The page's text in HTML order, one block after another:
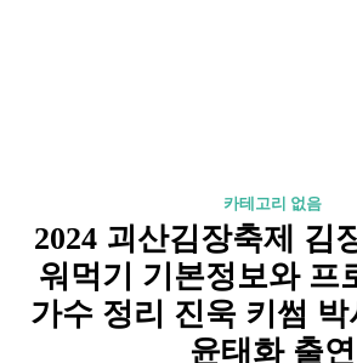
카테고리 없음
2024 괴산김장축제 김
워먹기 기본정보와 프
가수 정리 진욱 키썸
윤태화 출연